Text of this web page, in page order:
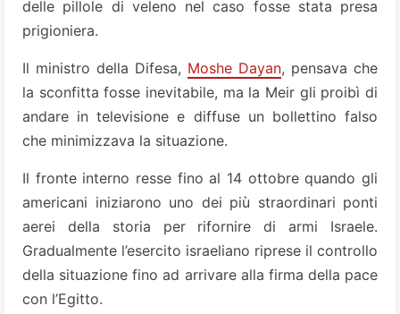
delle pillole di veleno nel caso fosse stata presa
prigioniera.
Il ministro della Difesa, Moshe Dayan, pensava che
la sconfitta fosse inevitabile, ma la Meir gli proibì di
andare in televisione e diffuse un bollettino falso
che minimizzava la situazione.
Il fronte interno resse fino al 14 ottobre quando gli
americani iniziarono uno dei più straordinari ponti
aerei della storia per rifornire di armi Israele.
Gradualmente l’esercito israeliano riprese il controllo
della situazione fino ad arrivare alla firma della pace
con l’Egitto.